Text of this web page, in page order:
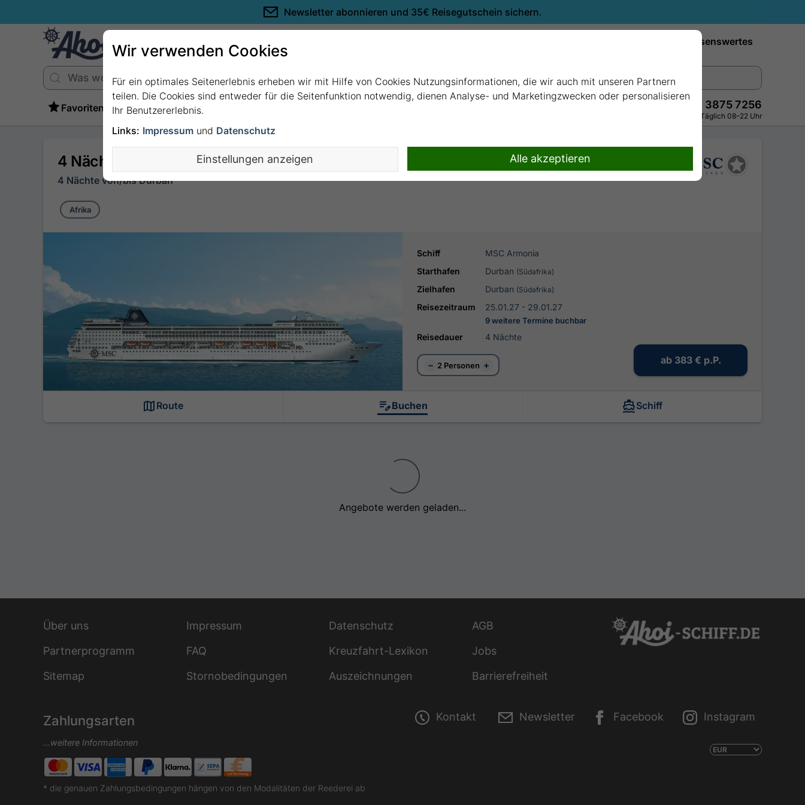
Newsletter abonnieren und 35€ Reisegutschein sichern.
Wissenswertes
Favoriten +49 228 3875 7256
Persönlich · Kostenlos · Täglich 08–22 Uhr
4 Nächte Afrika ab/bis Durban mit MSC Armonia
4 Nächte von/bis Durban
Afrika
Schiff
MSC Armonia
Starthafen
Durban (Südafrika)
Zielhafen Durban (Südafrika)
Reisezeitraum 25.01.27 - 29.01.27
9 weitere Termine buchbar
Reisedauer 4 Nächte
− 2 Personen + ab 383 € p.P.
Route Buchen Schiff
Angebote werden geladen...
Über uns Impressum Datenschutz
AGB
Partnerprogramm
FAQ Kreuzfahrt-Lexikon
Jobs
Sitemap
Stornobedingungen Auszeichnungen Barrierefreiheit
Zahlungsarten
...weitere Informationen
* die genauen Zahlungsbedingungen hängen von den Modalitäten der Reederei ab
Kontakt Newsletter Facebook Instagram
Wir verwenden Cookies
Für ein optimales Seitenerlebnis erheben wir mit Hilfe von Cookies Nutzungsinformationen, die wir auch mit unseren Partnern
teilen. Die Cookies sind entweder für die Seitenfunktion notwendig, dienen Analyse- und Marketingzwecken oder personalisieren
Ihr Benutzererlebnis.
Links: Impressum und Datenschutz
Einstellungen anzeigen Alle akzeptieren